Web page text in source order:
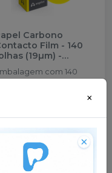
Carbono
Film - 140
(19µm) -
ANGELUS
com 140
×